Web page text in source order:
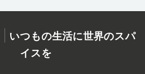
| いつもの生活に世界のスパ
イスを